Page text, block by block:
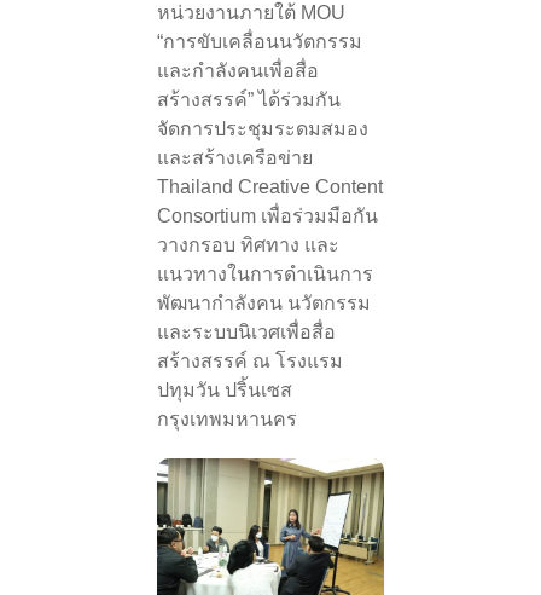
หน่วยงานภายใต้ MOU
“การขับเคลื่อนนวัตกรรม
และกำลังคนเพื่อสื่อ
สร้างสรรค์” ได้ร่วมกัน
จัดการประชุมระดมสมอง
และสร้างเครือข่าย
Thailand Creative Content
Consortium เพื่อร่วมมือกัน
วางกรอบ ทิศทาง และ
แนวทางในการดำเนินการ
พัฒนากำลังคน นวัตกรรม
และระบบนิเวศเพื่อสื่อ
สร้างสรรค์ ณ โรงแรม
ปทุมวัน ปริ้นเซส
กรุงเทพมหานคร